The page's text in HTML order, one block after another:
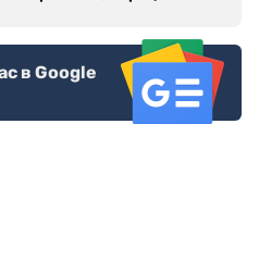
в Google